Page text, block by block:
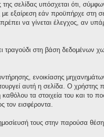
σελίδας υπόσχεται ότι,
εξαίρεση εάν προϋπήρχε στη
να γίνεται έλεγχος, αν
τραγούδι στη βάση δεδομένων
ενοικίασης
αυτή η σελίδα. Ο χρήστης
τα στοιχεία του και το
τον εισφέροντα.
τους στην παρούσα θέση